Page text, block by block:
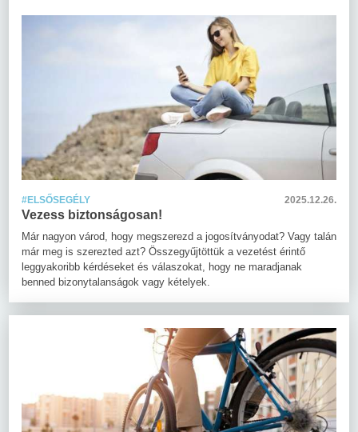
#ELSŐSEGÉLY 2025.12.26.
Vezess biztonságosan!
Már nagyon várod, hogy megszerezd a jogosítványodat? Vagy talán
már meg is szerezted azt? Összegyűjtöttük a vezetést érintő
leggyakoribb kérdéseket és válaszokat, hogy ne maradjanak
benned bizonytalanságok vagy kételyek.